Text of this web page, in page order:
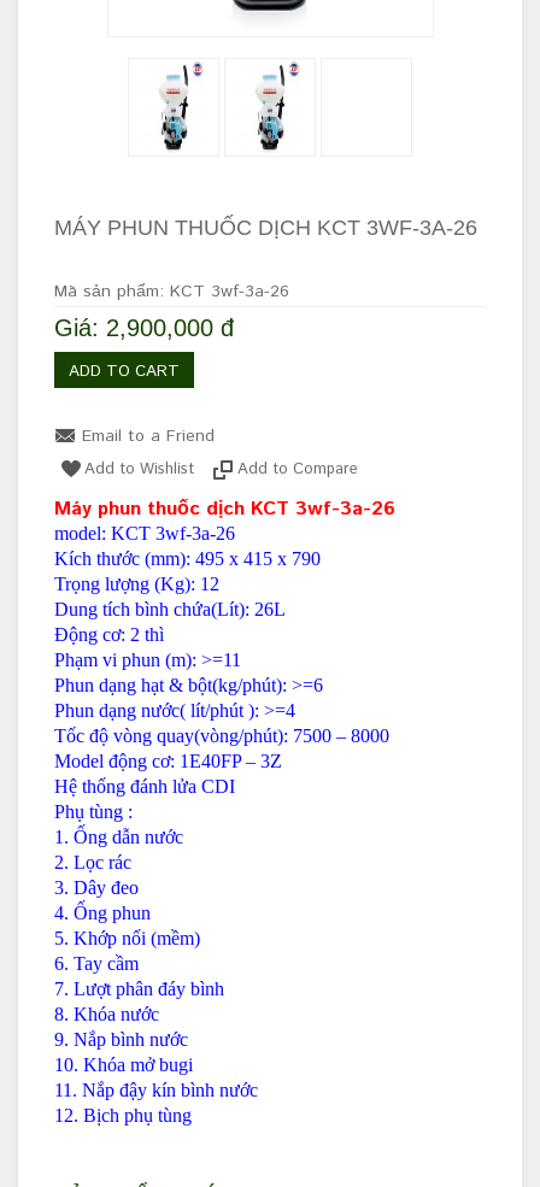
MÁY PHUN THUỐC DỊCH KCT 3WF-3A-26
Mã sản phẩm: KCT 3wf-3a-26
Giá: 2,900,000 đ
ADD TO CART
Email to a Friend
Add to Wishlist Add to Compare
Máy phun thuốc dịch KCT 3wf-3a-26
model: KCT 3wf-3a-26
Kích thước (mm): 495 x 415 x 790
Trọng lượng (Kg): 12
Dung tích bình chứa(Lít): 26L
Động cơ: 2 thì
Phạm vi phun (m): >=11
Phun dạng hạt & bột(kg/phút): >=6
Phun dạng nước( lít/phút ): >=4
Tốc độ vòng quay(vòng/phút): 7500 – 8000
Model động cơ: 1E40FP – 3Z
Hệ thống đánh lửa CDI
Phụ tùng :
1. Ống dẫn nước
2. Lọc rác
3. Dây đeo
4. Ống phun
5. Khớp nối (mềm)
6. Tay cầm
7. Lượt phân đáy bình
8. Khóa nước
9. Nắp bình nước
10. Khóa mở bugi
11. Nắp đậy kín bình nước
12. Bịch phụ tùng